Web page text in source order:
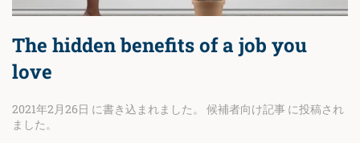
The hidden benefits of a job you
love
2021年2月26日 に書き込まれました。 候補者向け記事 に投稿され
ました。